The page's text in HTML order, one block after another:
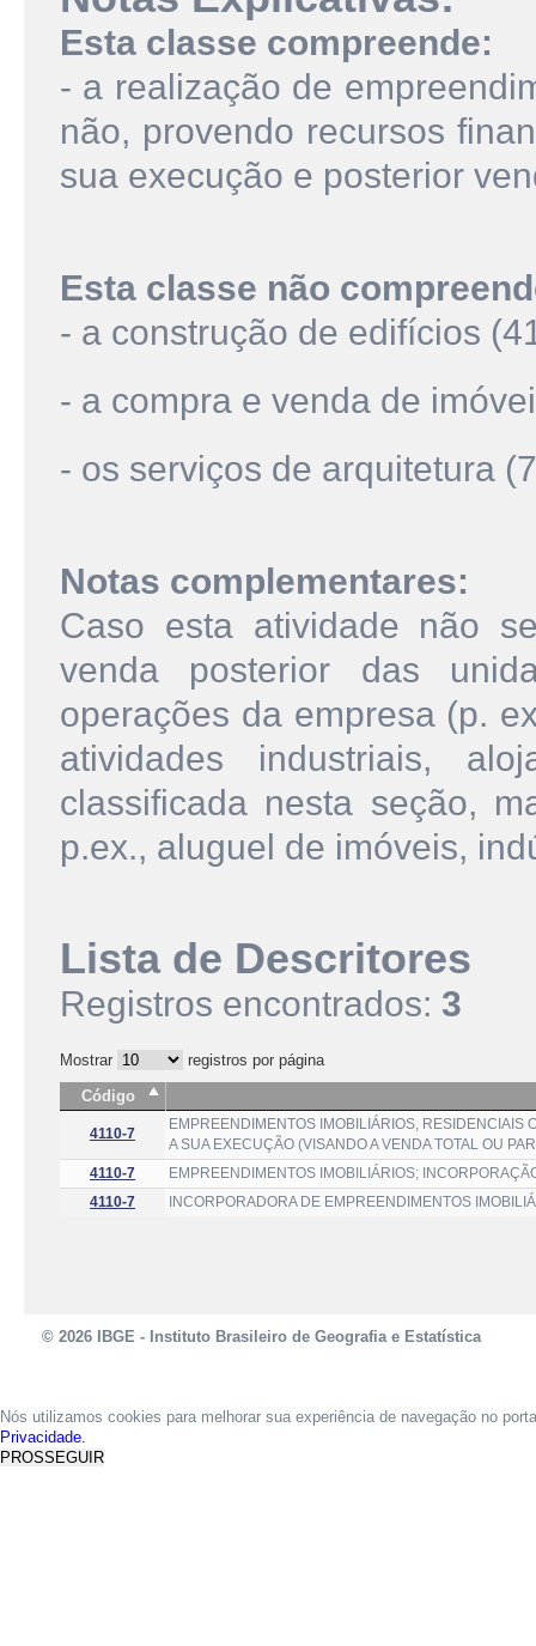
Esta classe compreende:
- a realização de
não, provendo recursos
sua execução e posterior
Esta classe não
- a construção de edifícios
- a compra e venda de
- os serviços de arquitetura
Notas complementares:
Caso esta atividade não
venda posterior das
operações da empresa (p.
atividades industriais,
classificada nesta seção,
p.ex., aluguel de imóveis,
Lista de Descritores
Registros encontrados: 3
Mostrar
registros por página
Código
4110-7
EMPREENDIMENTOS IMOBILIÁRIOS, RESIDENCIAIS
A SUA EXECUÇÃO (VISANDO A VENDA TOTAL OU
4110-7
EMPREENDIMENTOS IMOBILIÁRIOS;
4110-7
INCORPORADORA DE EMPREENDIMENTOS
© 2026 IBGE - Instituto Brasileiro de Geografia e Estatística
Nós utilizamos cookies para melhorar sua experiência de navegação no
Privacidade.
PROSSEGUIR